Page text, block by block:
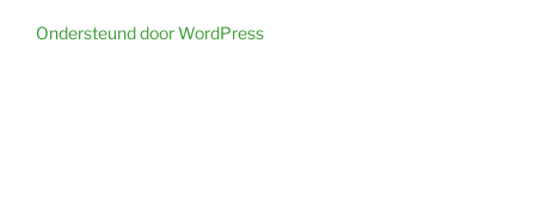
Ondersteund door WordPress